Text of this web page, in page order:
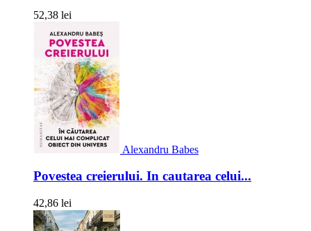
52,38 lei
Alexandru Babes
Povestea creierului. In cautarea celui...
42,86 lei